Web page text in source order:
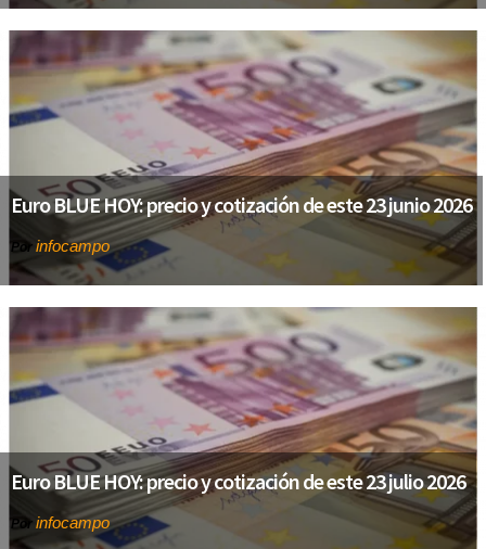
Euro BLUE HOY: precio y cotización de este 23 junio 2026
Por infocampo
Euro BLUE HOY: precio y cotización de este 23 julio 2026
Por infocampo